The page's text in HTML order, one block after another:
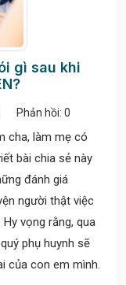
gì sau khi
Phản hồi: 0
cha, làm mẹ có
bài chia sẻ này
đánh giá
người thật việc
vọng rằng, qua
phụ huynh sẽ
của con em mình.